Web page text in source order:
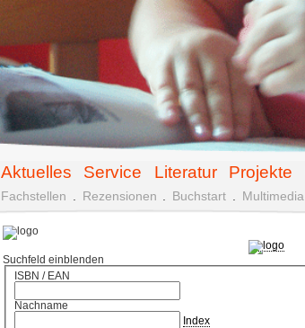
Aktuelles Service Literatur Projekte
Fachstellen Rezensionen Buchstart Multimedia
Suchfeld einblenden
ISBN / EAN
Nachname
Index